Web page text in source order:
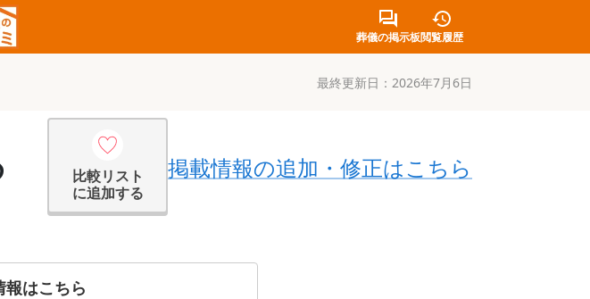
葬儀の掲示板閲覧履歴
最終更新日： 2026年7月6日
比較リスト
に追加する
掲載情報の追加・修正はこちら
はこちら